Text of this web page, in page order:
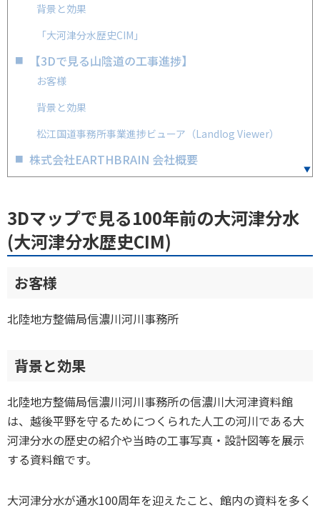
背景と効果
「大河津分水歴史CIM」
【3Dで見る山陰道の工事進捗】
お客様
背景と効果
松江国道事務所事業進捗ビューア（Landlog Viewer）
株式会社EARTHBRAIN 会社概要
3Dマップで見る100年前の大河津分水
(大河津分水歴史CIM)
お客様
北陸地方整備局信濃川河川事務所
背景と効果
北陸地方整備局信濃川河川事務所の信濃川大河津資料館
は、越後平野を守るためにつくられた人工の河川である大
河津分水の歴史の紹介や当時の工事写真・設計図等を展示
する資料館です。
大河津分水が通水100周年を迎えたこと、館内の資料を多く